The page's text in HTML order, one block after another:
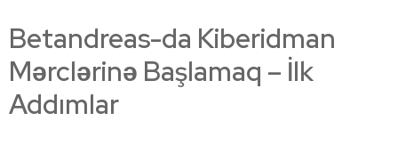
Betandreas-da Kiberidman
Mərclərinə Başlamaq – İlk
Addımlar